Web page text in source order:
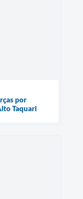
por
Taquari